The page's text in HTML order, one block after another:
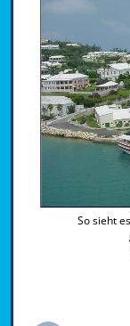
So sieht